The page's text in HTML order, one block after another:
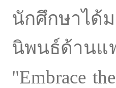
นักศึกษาได้
นิพนธ์ด้าน
"Embrace